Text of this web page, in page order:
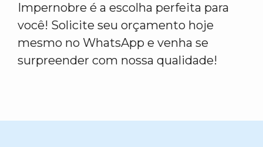
Impernobre é a escolha perfeita para
você! Solicite seu orçamento hoje
mesmo no WhatsApp e venha se
surpreender com nossa qualidade!